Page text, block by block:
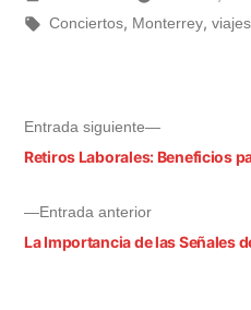
Conciertos, Monterrey,viajes
Entrada anterior
La Importancia de las Señales
Entrada siguiente
Retiros Laborales: Beneficios